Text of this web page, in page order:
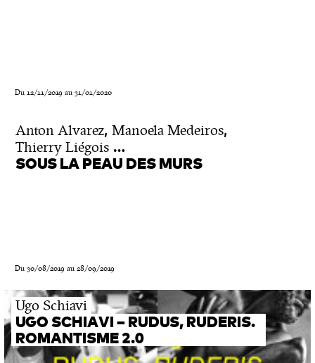
Du 12/11/2019 au 31/01/2020
Anton Alvarez, Manoela Medeiros,
Thierry Liégois…
SOUS LA PEAU DES MURS
Du 30/08/2019 au 28/09/2019
Ugo Schiavi
UGO SCHIAVI – RUDUS, RUDERIS.
ROMANTISME 2.0